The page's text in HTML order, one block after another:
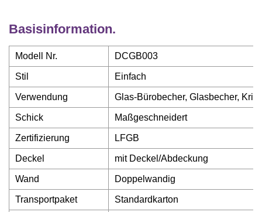
Basisinformation.
Modell Nr. DCGB003
Stil Einfach
Verwendung Glas-Bürobecher, Glasbecher,
Schick Maßgeschneidert
Zertifizierung LFGB
Deckel mit Deckel/Abdeckung
Wand Doppelwandig
Transportpaket Standardkarton